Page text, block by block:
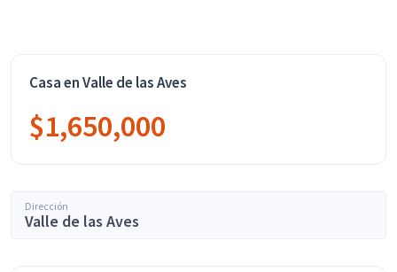
Casa en Valle de las Aves
$1,650,000
Dirección
Valle de las Aves